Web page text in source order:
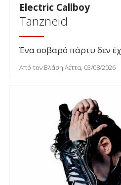
Electric Callboy
Tanzneid
Ένα σοβαρό πάρτυ δεν
Από τον Βλάση Λέττα, 03/08/2026